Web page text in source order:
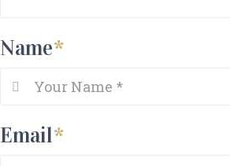
Name*
Email*